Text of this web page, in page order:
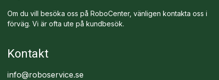
Om du vill besöka oss på RoboCenter, vänligen kontakta oss i
förväg. Vi är ofta ute på kundbesök.
Kontakt
info@roboservice.se